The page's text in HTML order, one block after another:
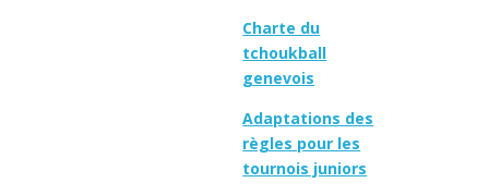
Charte du
tchoukball
genevois
Adaptations des
règles pour les
tournois juniors